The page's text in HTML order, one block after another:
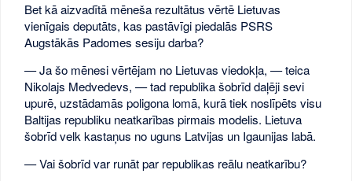
Bet kā aizvadītā mēneša rezultātus vērtē Lietuvas
vienīgais deputāts, kas pastāvīgi piedalās PSRS
Augstākās Padomes sesiju darba?
— Ja šo mēnesi vērtējam no Lietuvas viedokļa, — teica
Nikolajs Medvedevs, — tad republika šobrīd daļēji sevi
upurē, uzstādamās poligona lomā, kurā tiek noslīpēts visu
Baltijas republiku neatkarības pirmais modelis. Lietuva
šobrīd velk kastaņus no uguns Latvijas un Igaunijas labā.
— Vai šobrīd var runāt par republikas reālu neatkarību?